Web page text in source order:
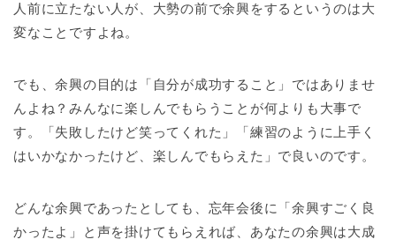
人前に立たない人が、大勢の前で余興をするというのは大
変なことですよね。
でも、余興の目的は「自分が成功すること」ではありませ
んよね？みんなに楽しんでもらうことが何よりも大事で
す。「失敗したけど笑ってくれた」「練習のように上手く
はいかなかったけど、楽しんでもらえた」で良いのです。
どんな余興であったとしても、忘年会後に「余興すごく良
かったよ」と声を掛けてもらえれば、あなたの余興は大成